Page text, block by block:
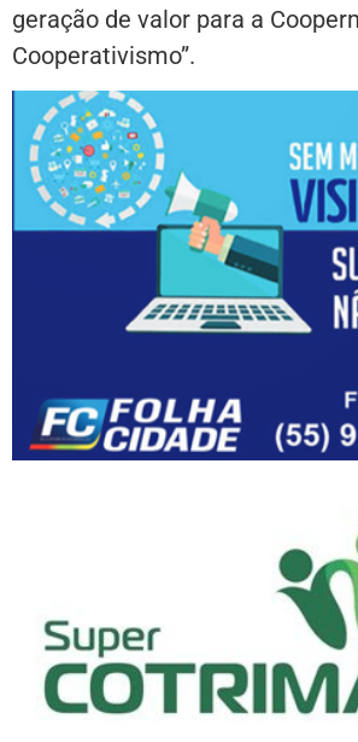
geração de valor para a
Cooperativismo”.